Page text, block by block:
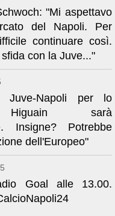
"Mi aspettavo
del Napoli. Per
continuare così.
con la Juve..."
Juve-Napoli per lo
Higuain sarà
Insigne? Potrebbe
dell'Europeo"
Goal alle 13.00.